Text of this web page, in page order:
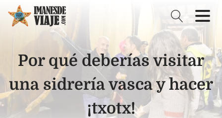
Por qué deberías visitar
una sidrería vasca y hacer
¡txotx!